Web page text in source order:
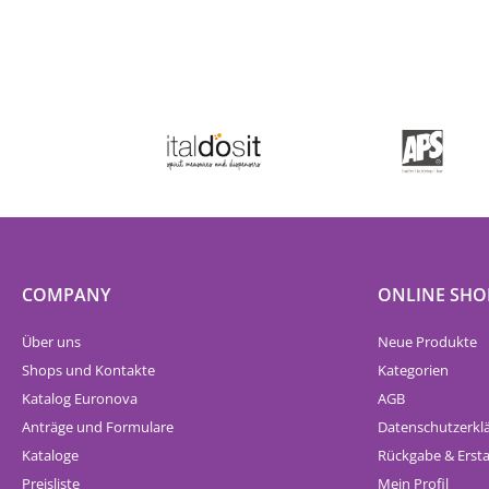
COMPANY
Über uns
Shops und Kontakte
Katalog Euronova
Anträge und Formulare
Kataloge
Preisliste
ONLINE
Neue Produkte
Kategorien
AGB
Rückgabe &
Mein Profil